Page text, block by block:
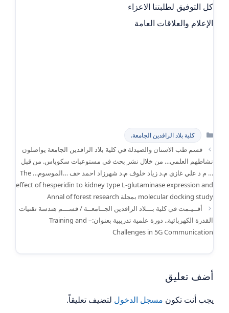
كل التوفيق لطلبتنا الاعزاء
الإعلام والعلاقات العامة
التصنيفات
كلية بلاد الرافدين الجامعة.
قسم طب الاسنان والصيدلة في كلية بلاد الرافدين الجامعة يواصلون
نشاطهم العلمي… من خلال نشر بحث في مستوعبات سكوباس. من قبل
… م د علي غازي م.د زياد خلوف م.د شهرزاد احمد خف …الموسوم… The
effect of hesperidin to kidney type L-glutaminase expression and
molecular docking study بمجلة Annal of forest research
أقــيـمت في كلية بـــلاد الرافدين الجــامعــة / قســـم هندسة تقنيات
القدرة الكهربائية.. دورة علمية تدريبية بعنوان:– Training and
Challenges in 5G Communication
أضف تعليق
يجب أنت تكون مسجل الدخول لتضيف تعليقاً.